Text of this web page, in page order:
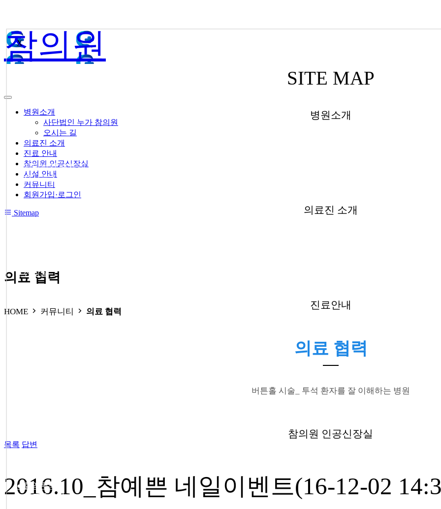
참의원
병원소개
사단법인 누가 참의원
오시는 길
의료진 소개
진료 안내
참의원 인공신장실
시설 안내
커뮤니티
회원가입·로그인
Sitemap
X
SITE MAP
병원소개
● 사단법인 누가 참의원
● 오시는 길
의료진 소개
● 신장실
진료안내
참의원 인공신장실
● 혈액투석
● 버튼홀 시술
의료 협력
HOME 커뮤니티 의료 협력
의료 협력
버튼홀 시술_ 투석 환자를 잘 이해하는 병원
목록 답변
2016.10_참예쁜 네일이벤트(16-12-02